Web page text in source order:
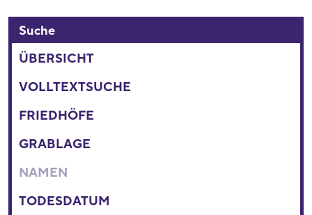
Suche
ÜBERSICHT
VOLLTEXTSUCHE
FRIEDHÖFE
GRABLAGE
NAMEN
TODESDATUM